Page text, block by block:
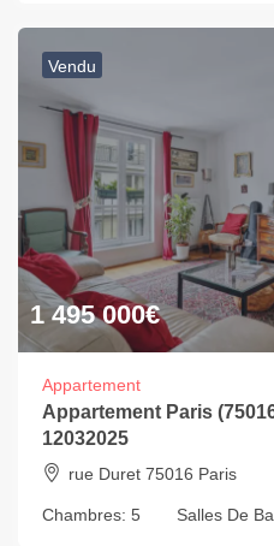
Vendu
1 495 000€
Appartement
Appartement Paris
12032025
rue Duret 75016 Paris
Chambres: 5 Salles De